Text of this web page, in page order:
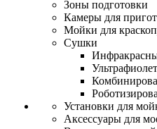
Зоны подготовки
Камеры для
Мойки для
Сушки
Установки для
Аксессуары для